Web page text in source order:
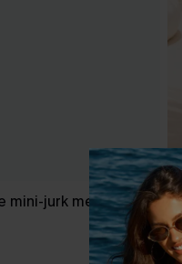
mini-jurk met omslag